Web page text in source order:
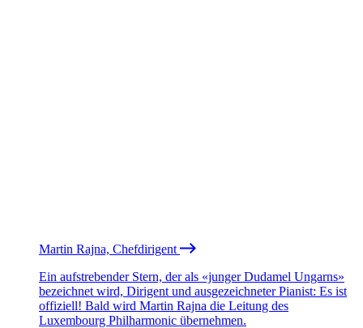
Martin Rajna, Chefdirigent
Ein aufstrebender Stern, der als «junger Dudamel Ungarns»
bezeichnet wird, Dirigent und ausgezeichneter Pianist: Es ist
offiziell! Bald wird Martin Rajna die Leitung des
Luxembourg Philharmonic übernehmen.